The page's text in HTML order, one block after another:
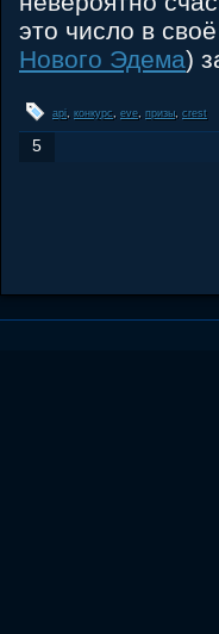
это число в
Нового Эдема)
api конкурс eve, призы, crest
5